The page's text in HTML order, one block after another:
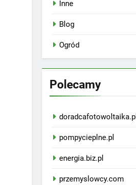
Inne
Blog
Ogród
Polecamy
doradcafotowoltaika.pl
pompycieplne.pl
energia.biz.pl
przemyslowcy.com